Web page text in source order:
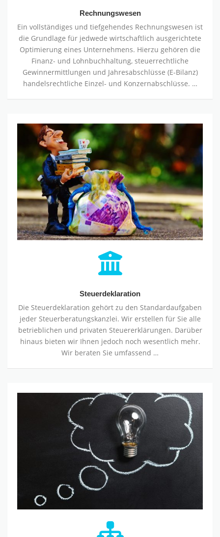
Rechnungswesen
Ein vollständiges und tiefgehendes Rechnungswesen ist
die Grundlage für jedwede wirtschaftlich ausgerichtete
Optimierung eines Unternehmens. Hierzu gehören die
Finanz- und Lohnbuchhaltung, steuerrechtliche
Gewinnermittlungen und Jahresabschlüsse (E-Bilanz)
handelsrechtliche Einzel- und Konzernabschlüsse. …
Steuerdeklaration
Steuerdeklaration
Die Steuerdeklaration gehört zu den Standardaufgaben
jeder Steuerberatungskanzlei. Wir erstellen für Sie alle
betrieblichen und privaten Steuererklärungen. Darüber
hinaus bieten wir Ihnen jedoch noch wesentlich mehr.
Wir beraten Sie umfassend …